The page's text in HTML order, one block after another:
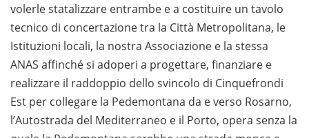
volerle statalizzare entrambe e a costituire un tavolo
tecnico di concertazione tra la Città Metropolitana, le
Istituzioni locali, la nostra Associazione e la stessa
ANAS affinché si adoperi a progettare, finanziare e
realizzare il raddoppio dello svincolo di Cinquefrondi
Est per collegare la Pedemontana da e verso Rosarno,
l’Autostrada del Mediterraneo e il Porto, opera senza la